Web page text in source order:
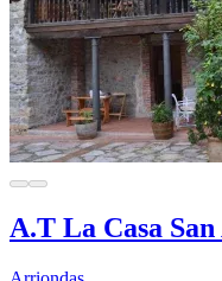
A.T La Casa